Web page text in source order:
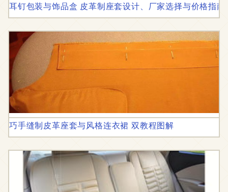
耳钉包装与饰品盒 皮革制座套设计、厂家选择与价格指南
巧手缝制皮革座套与风格连衣裙 双教程图解